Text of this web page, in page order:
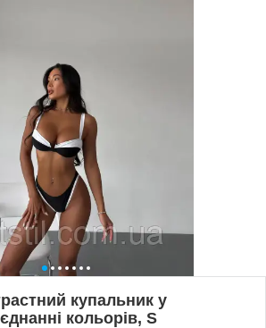
купальник у
кольорів, S